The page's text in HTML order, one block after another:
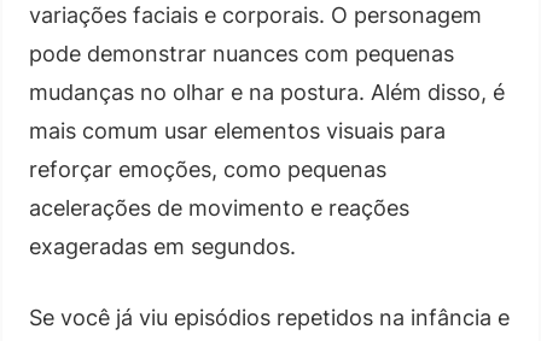
variações faciais e corporais. O personagem
pode demonstrar nuances com pequenas
mudanças no olhar e na postura. Além disso, é
mais comum usar elementos visuais para
reforçar emoções, como pequenas
acelerações de movimento e reações
exageradas em segundos.
Se você já viu episódios repetidos na infância e